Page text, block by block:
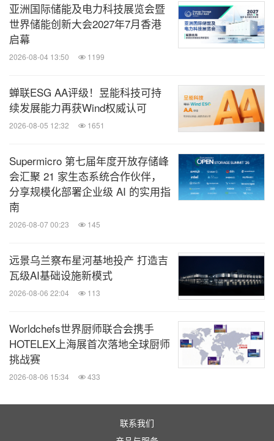
“CHINAPLAS 2023 国际橡塑展”活动现场将聚焦下游
应用的热门话题与需求变化。
CHINAPLAS 2023
中国内地已放宽入境限制。海外旅客只需入境时出示
48小时内核酸检测阴性结果，不再需要申请健康码和
集中隔离，可放行进入社会面。将于4月份在深圳举
了准备迎接阔别3年的海外观众，火力全开推出具创
新性的橡塑解决方案及行业信息。观众可把握这次黄
金机会亲临展会，重启与中外供应商和合作伙伴的面
亮点。点击这里立即进行CHINAPLAS国际橡塑展观
众预登记。展览健康检查和深圳入境健康要求会适时
亚洲国际储能及电力科技展览会暨
世界储能创新大会2027年7月香港
启幕
2026-08-04 13:50 1199
蝉联ESG AA评级！昱能科技可持
续发展能力再获Wind权威认可
2026-08-05 12:32 1651
Supermicro 第七届年度开放存储峰
会汇聚 21 家生态系统合作伙伴，
分享规模化部署企业级 AI 的实用指
南
2026-08-07 00:23 145
远景乌兰察布星河基地投产 打造吉
瓦级AI基础设施新模式
2026-08-06 22:04 113
Worldchefs世界厨师联合会携手
HOTELEX上海展首次落地全球厨师
挑战赛
2026-08-06 15:34 433
联系我们